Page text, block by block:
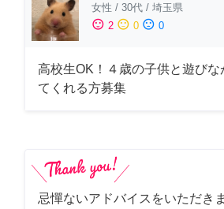
女性 / 30代 / 埼玉県
sentiment_satisfied 2 sentiment_neutral 0 sentiment_dissatisfied 0
高校生OK！４歳の子供と遊びな
てくれる方募集
忌憚ないアドバイスをいただき